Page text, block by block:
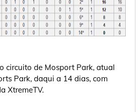
circuito de Mosport Park, atual
Park, daqui a 14 dias, com
XtremeTV.